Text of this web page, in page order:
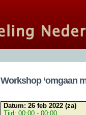
Workshop ‘omgaan
Datum: 26 feb 2022 (za)
Tijd: 00:00 - 00:00